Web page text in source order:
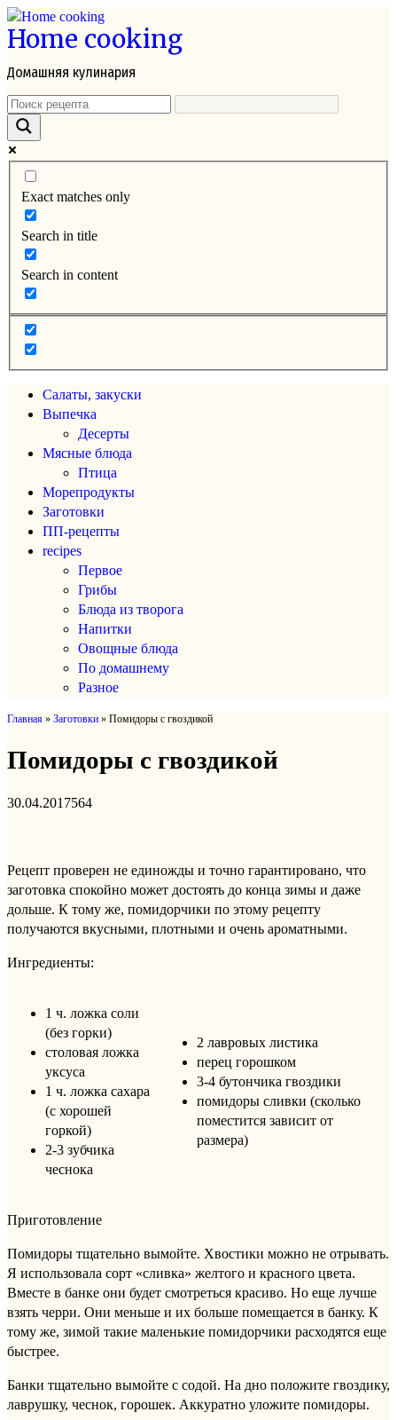
Перейти
к
Home cooking
Домашняя кулинария
Exact matches only
Search in title
Search in content
Салаты, закуски
Выпечка
Десерты
Мясные блюда
Птица
Морепродукты
Заготовки
ПП-рецепты
recipes
Первое
Грибы
Блюда из творога
Напитки
Овощные блюда
По домашнему
Разное
Главная » Заготовки » Помидоры с гвоздикой
Помидоры с гвоздикой
30.04.2017564
Рецепт проверен не единожды и точно гарантировано, что
заготовка спокойно может достоять до конца зимы и даже
дольше. К тому же, помидорчики по этому рецепту
получаются вкусными, плотными и очень ароматными.
Ингредиенты:
1 ч. ложка соли
(без горки)
столовая ложка
уксуса
1 ч. ложка сахара
(с хорошей
горкой)
2-3 зубчика
чеснока
2 лавровых листика
перец горошком
3-4 бутончика гвоздики
помидоры сливки (сколько
поместится зависит от
размера)
Приготовление
Помидоры тщательно вымойте. Хвостики можно не отрывать.
Я использовала сорт «сливка» желтого и красного цвета.
Вместе в банке они будет смотреться красиво. Но еще лучше
взять черри. Они меньше и их больше помещается в банку. К
тому же, зимой такие маленькие помидорчики расходятся еще
быстрее.
Банки тщательно вымойте с содой. На дно положите гвоздику,
лаврушку, чеснок, горошек. Аккуратно уложите помидоры.